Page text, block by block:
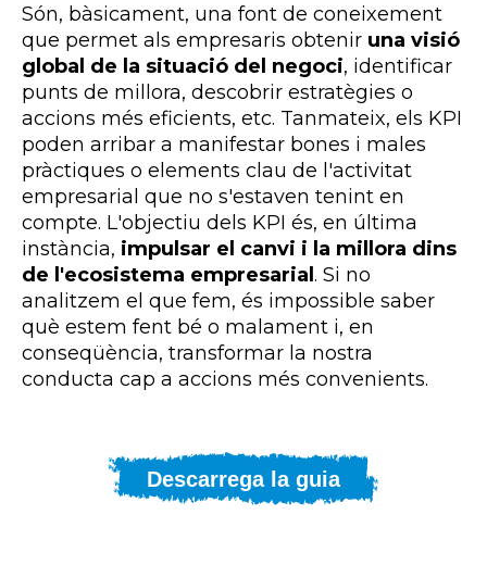
Són, bàsicament, una font de coneixement
que permet als empresaris obtenir una visió
global de la situació del negoci, identificar
punts de millora, descobrir estratègies o
accions més eficients, etc. Tanmateix, els KPI
poden arribar a manifestar bones i males
pràctiques o elements clau de l'activitat
empresarial que no s'estaven tenint en
compte. L'objectiu dels KPI és, en última
instància, impulsar el canvi i la millora dins
de l'ecosistema empresarial. Si no
analitzem el que fem, és impossible saber
què estem fent bé o malament i, en
conseqüència, transformar la nostra
conducta cap a accions més convenients.
Descarrega la guia